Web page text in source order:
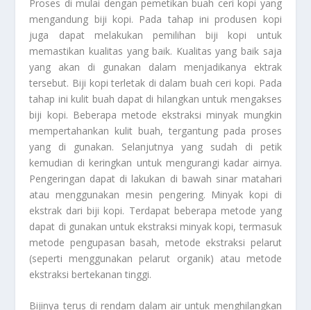
Proses di mulai dengan pemetikan buah ceri kopi yang
mengandung biji kopi. Pada tahap ini produsen kopi
juga dapat melakukan pemilihan biji kopi untuk
memastikan kualitas yang baik. Kualitas yang baik saja
yang akan di gunakan dalam menjadikanya ektrak
tersebut. Biji kopi terletak di dalam buah ceri kopi. Pada
tahap ini kulit buah dapat di hilangkan untuk mengakses
biji kopi. Beberapa metode ekstraksi minyak mungkin
mempertahankan kulit buah, tergantung pada proses
yang di gunakan. Selanjutnya yang sudah di petik
kemudian di keringkan untuk mengurangi kadar airnya.
Pengeringan dapat di lakukan di bawah sinar matahari
atau menggunakan mesin pengering. Minyak kopi di
ekstrak dari biji kopi. Terdapat beberapa metode yang
dapat di gunakan untuk ekstraksi minyak kopi, termasuk
metode pengupasan basah, metode ekstraksi pelarut
(seperti menggunakan pelarut organik) atau metode
ekstraksi bertekanan tinggi.
Bijinya terus di rendam dalam air untuk menghilangkan